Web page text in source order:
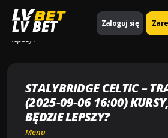
LV BET Zaloguj się
Strona główna
Stalybridge Celtic – Trafford (2025-09-06
lepszy?
STALYBRIDGE CELTIC –
(2025-09-06 16:00) KURSY,
BĘDZIE LEPSZY?
Menu